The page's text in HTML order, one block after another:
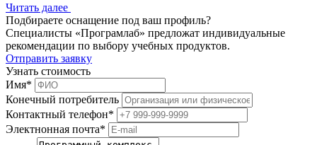
Читать далее
Подбираете оснащение под ваш профиль?
Специалисты «Програмлаб» предложат индивидуальные
рекомендации по выбору учебных продуктов.
Отправить заявку
Узнать стоимость
Имя*
Конечный потребитель
Контактный телефон*
Электнонная почта*